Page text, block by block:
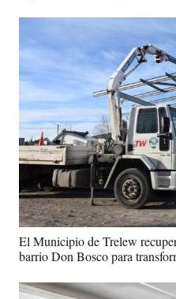
El Municipio de Trelew
barrio Don Bosco para